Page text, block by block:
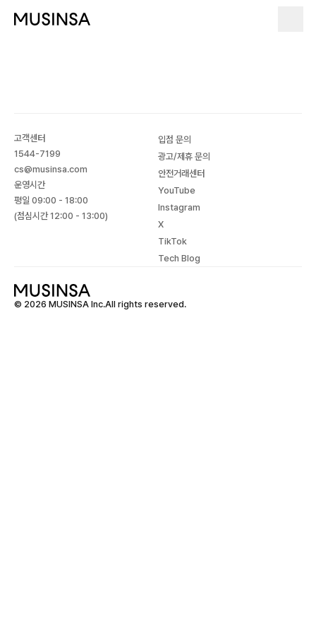
고객센터
1544-7199
cs@musinsa.com
운영시간
평일 09:00 - 18:00
(점심시간 12:00 - 13:00)
입점 문의
광고/제휴 문의
안전거래센터
YouTube
Instagram
X
TikTok
Tech Blog
© 2026 MUSINSA Inc.All rights reserved.